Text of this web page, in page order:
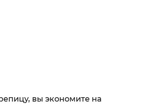
вы экономите на